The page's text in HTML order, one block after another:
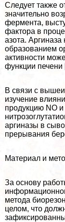
Следует также
значительно
фермента,
фактора в
азота. Аргиназа
образованием
активности
функции печени
В связи с
изучение
продукцию NO и
аргиназы в
прерывания
Материал и
За основу
метода
целом, что